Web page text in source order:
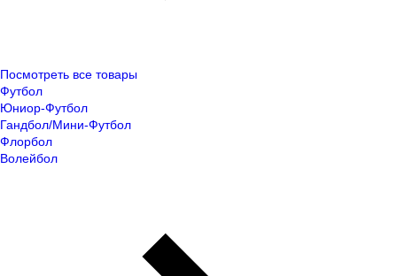
Посмотреть все товары
Футбол
Юниор-Футбол
Гандбол/Мини-Футбол
Флорбол
Волейбол